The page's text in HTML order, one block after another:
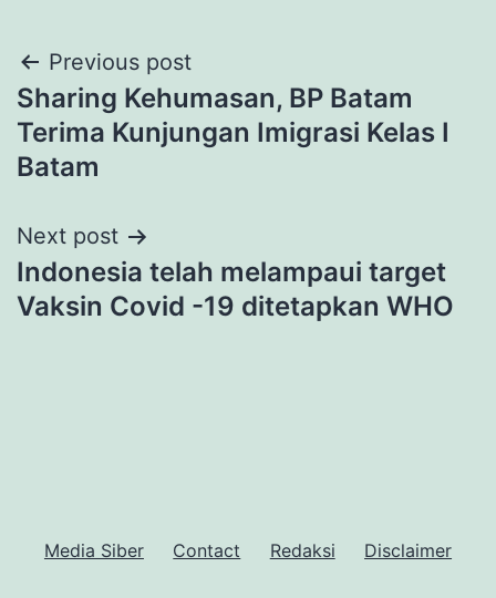
Post
navigation
Previous post
Sharing Kehumasan, BP Batam
Terima Kunjungan Imigrasi Kelas I
Batam
Next post
Indonesia telah melampaui target
Vaksin Covid -19 ditetapkan WHO
Media Siber Contact Redaksi Disclaimer